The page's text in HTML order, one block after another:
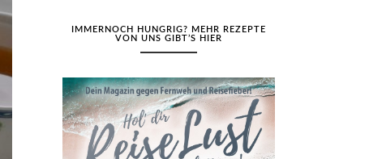
IMMERNOCH HUNGRIG? MEHR REZEPTE
VON UNS GIBT’S HIER